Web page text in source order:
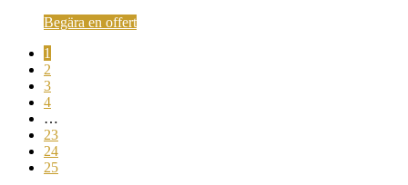
Begära en offert
1
2
3
4
…
23
24
25